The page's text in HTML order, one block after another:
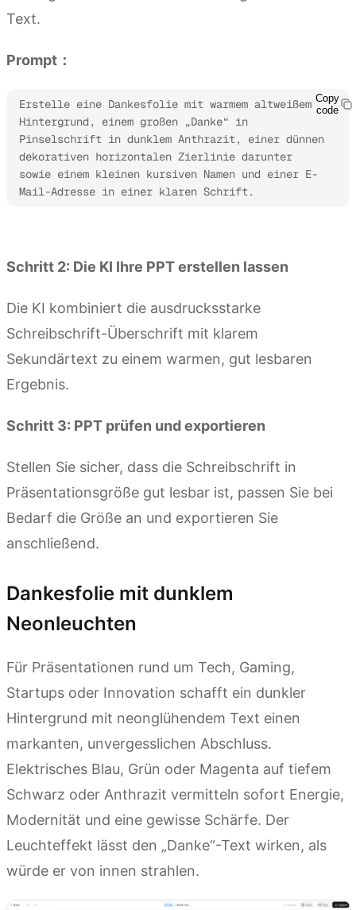
Text.
Prompt：
Erstelle eine Dankesfolie mit warmem altweißem
Hintergrund, einem großen „Danke“ in
Pinselschrift in dunklem Anthrazit, einer dünnen
dekorativen horizontalen Zierlinie darunter
sowie einem kleinen kursiven Namen und einer E-
Mail-Adresse in einer klaren Schrift.
Copy
code
Schritt 2: Die KI Ihre PPT erstellen lassen
Die KI kombiniert die ausdrucksstarke
Schreibschrift-Überschrift mit klarem
Sekundärtext zu einem warmen, gut lesbaren
Ergebnis.
Schritt 3: PPT prüfen und exportieren
Stellen Sie sicher, dass die Schreibschrift in
Präsentationsgröße gut lesbar ist, passen Sie bei
Bedarf die Größe an und exportieren Sie
anschließend.
Dankesfolie mit dunklem
Neonleuchten
Für Präsentationen rund um Tech, Gaming,
Startups oder Innovation schafft ein dunkler
Hintergrund mit neonglühendem Text einen
markanten, unvergesslichen Abschluss.
Elektrisches Blau, Grün oder Magenta auf tiefem
Schwarz oder Anthrazit vermitteln sofort Energie,
Modernität und eine gewisse Schärfe. Der
Leuchteffekt lässt den „Danke“-Text wirken, als
würde er von innen strahlen.